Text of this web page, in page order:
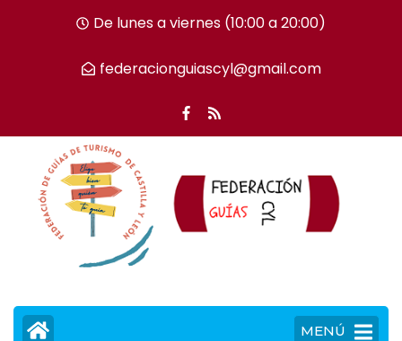
tecla
De lunes a viernes (10:00 a 20:00)
federacionguiascyl@gmail.com
MENÚ